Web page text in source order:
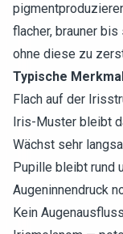
flacher, brauner
ohne diese zu
Typische
Flach auf der
Iris-Muster bleibt
Wächst sehr
Pupille bleibt rund
Augeninnendruck
Kein